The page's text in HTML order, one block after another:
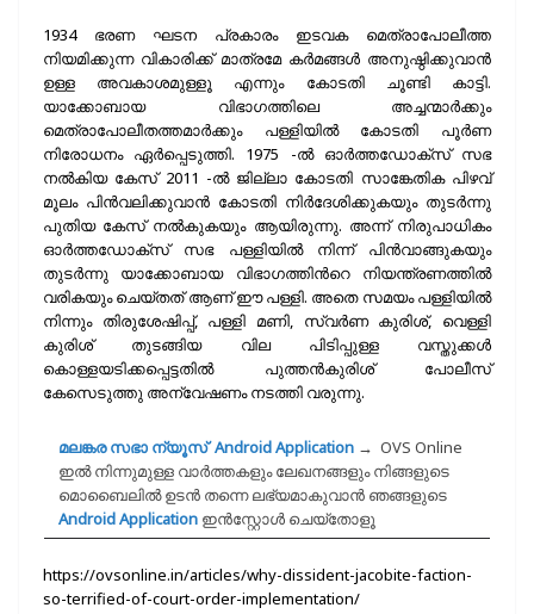
1934 ഭരണ ഘടന പ്രകാരം ഇടവക മെത്രാപോലീത്ത
നിയമിക്കുന്ന വികാരിക്ക് മാത്രമേ കർമങ്ങൾ അനുഷ്ഠിക്കുവാൻ
ഉള്ള അവകാശമുള്ളൂ എന്നും കോടതി ചൂണ്ടി കാട്ടി.
യാക്കോബായ വിഭാഗത്തിലെ അച്ചന്മാർക്കും
മെത്രാപോലീതത്തമാർക്കും പള്ളിയിൽ കോടതി പൂർണ
നിരോധനം ഏർപ്പെടുത്തി. 1975 -ൽ ഓർത്തഡോക്സ്‌ സഭ
നൽകിയ കേസ് 2011 -ൽ ജില്ലാ കോടതി സാങ്കേതിക പിഴവ്
മൂലം പിൻവലിക്കുവാൻ കോടതി നിർദേശിക്കുകയും തുടർന്നു
പുതിയ കേസ് നൽകുകയും ആയിരുന്നു. അന്ന് നിരുപാധികം
ഓർത്തഡോക്സ്‌ സഭ പള്ളിയിൽ നിന്ന് പിൻവാങ്ങുകയും
തുടർന്നു യാക്കോബായ വിഭാഗത്തിൻറെ നിയന്ത്രണത്തിൽ
വരികയും ചെയ്തത് ആണ് ഈ പള്ളി. അതെ സമയം പള്ളിയിൽ
നിന്നും തിരുശേഷിപ്പ്, പള്ളി മണി, സ്വർണ കുരിശ്, വെള്ളി
കുരിശ് തുടങ്ങിയ വില പിടിപ്പുള്ള വസ്തുക്കൾ
കൊള്ളയടിക്കപ്പെട്ടതിൽ പുത്തൻകുരിശ് പോലീസ്
കേസെടുത്തു അന്വേഷണം നടത്തി വരുന്നു.
മലങ്കര സഭാ ന്യൂസ് Android Application → OVS Online
ഇല്‍ നിന്നുമുള്ള വാര്‍ത്തകളും ലേഖനങ്ങളും നിങ്ങളുടെ
മൊബൈലില്‍ ഉടന്‍ തന്നെ ലഭ്യമാകുവാന്‍ ഞങ്ങളുടെ
Android Application ഇന്‍സ്റ്റോള്‍ ചെയ്തോളൂ
https://ovsonline.in/articles/why-dissident-jacobite-faction-
so-terrified-of-court-order-implementation/